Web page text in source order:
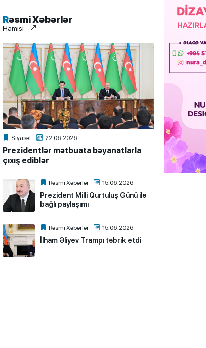
Rəsmi Xəbərlər
Hamısı
Siyasət 22.06.2026
Prezidentlər mətbuata bəyanatlarla
çıxış ediblər
Rəsmi Xəbərlər 15.06.2026
Prezident Milli Qurtuluş Günü ilə
bağlı paylaşımı
Rəsmi Xəbərlər 15.06.2026
İlham Əliyev Trampı təbrik etdi